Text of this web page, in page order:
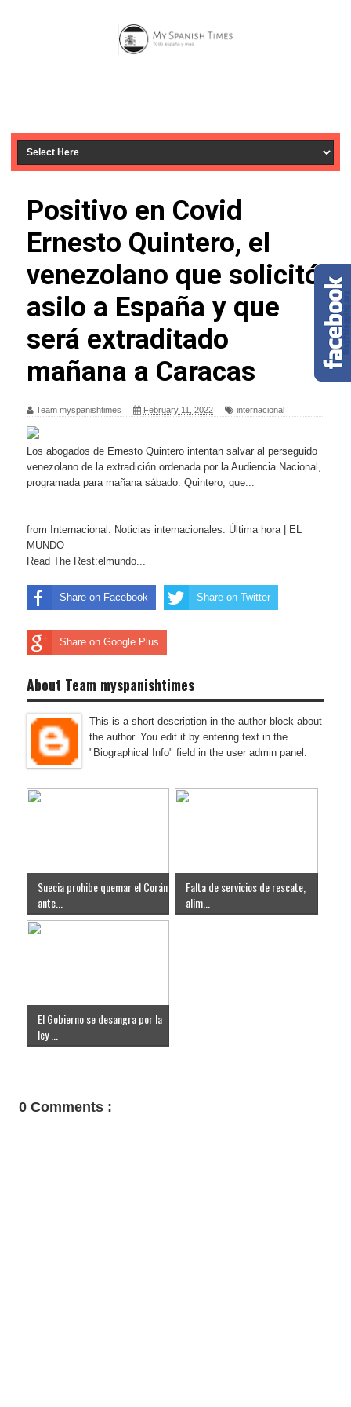
Positivo en Covid
Ernesto Quintero, el
venezolano que solicitó
asilo a España y que
será extraditado
mañana a Caracas
Team myspanishtimes February 11, 2022 internacional
Los abogados de Ernesto Quintero intentan salvar al perseguido
venezolano de la extradición ordenada por la Audiencia Nacional,
programada para mañana sábado. Quintero, que...
from Internacional. Noticias internacionales. Última hora | EL
MUNDO
Read The Rest:elmundo...
Share on Facebook Share on Twitter
Share on Google Plus
About Team myspanishtimes
This is a short description in the author block about
the author. You edit it by entering text in the
"Biographical Info" field in the user admin panel.
Suecia prohibe quemar el Corán
ante...
Falta de servicios de rescate,
alim...
El Gobierno se desangra por la
ley ...
0 Comments :